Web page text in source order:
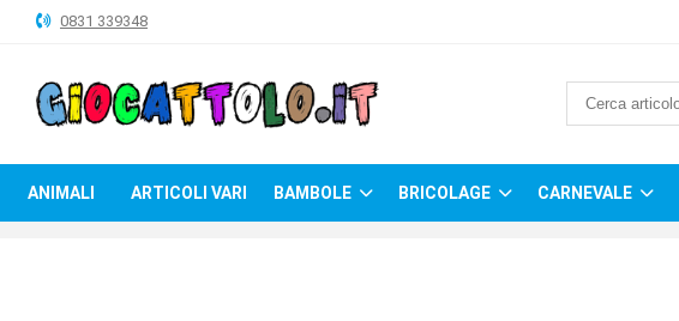
ANIMALI
BAMBOLE
0831 339348
ANIMALI ARTICOLI VARI BAMBOLE BRICOLAGE CARNEVALE